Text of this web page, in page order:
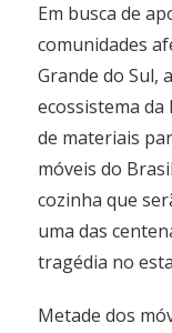
Em busca de
comunidades
Grande do Sul,
ecossistema
de materiais
móveis do
cozinha que
uma das
tragédia no
Metade dos